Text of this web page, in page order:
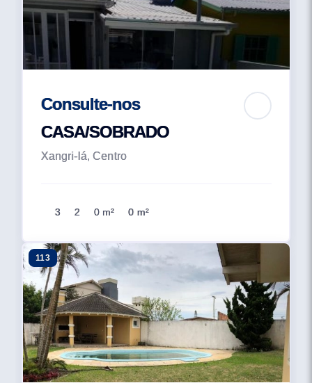
Consulte-nos
CASA/SOBRADO
Xangri-lá, Centro
3 2 0 m² 0 m²
113